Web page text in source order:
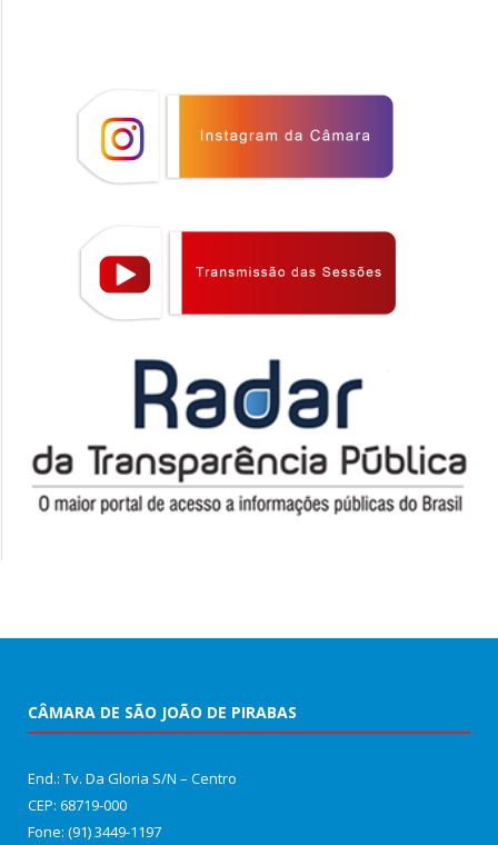
CÂMARA DE SÃO JOÃO DE PIRABAS
End.: Tv. Da Gloria S/N – Centro
CEP: 68719-000
Fone: (91) 3449-1197